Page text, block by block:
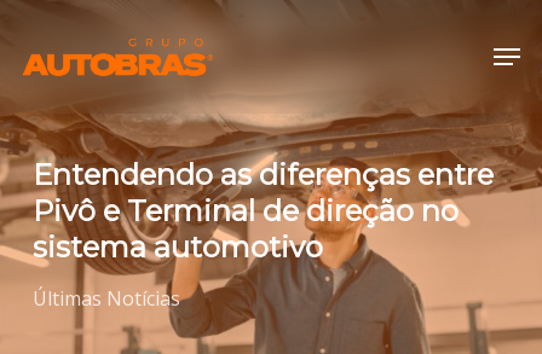
main
content
Entendendo as diferenças entre
Pivô e Terminal de direção no
sistema automotivo
Últimas Notícias